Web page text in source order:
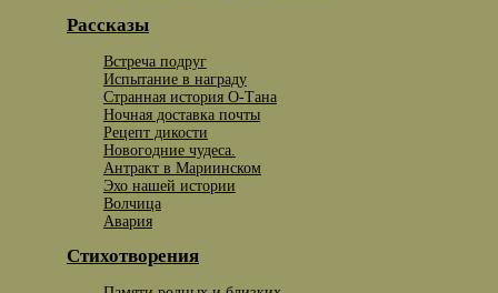
Рассказы
Встреча подруг
Испытание в награду
Странная история О-Тана
Ночная доставка почты
Рецепт дикости
Новогодние чудеса.
Антракт в Мариинском
Эхо нашей истории
Волчица
Авария
Стихотворения